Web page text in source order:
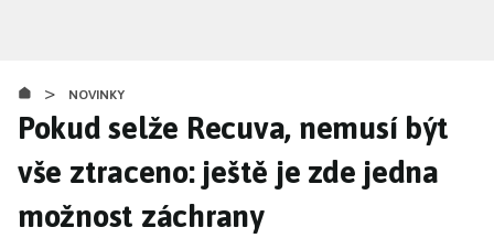
obsahu
> NOVINKY
Pokud selže Recuva, nemusí být
vše ztraceno: ještě je zde jedna
možnost záchrany